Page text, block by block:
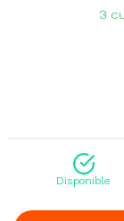
3
Disponible